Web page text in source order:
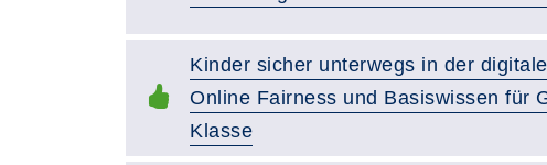
Kinder sicher unterwegs in der
Online Fairness und Basiswissen für
Klasse